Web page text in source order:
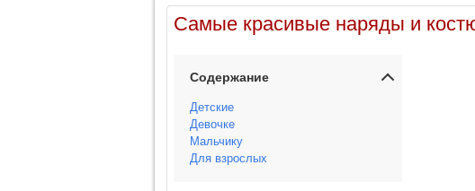
Самые красивые наряды и
Содержание
Детские
Девочке
Мальчику
Для взрослых